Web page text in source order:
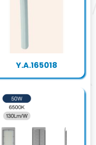
Y.A.165018